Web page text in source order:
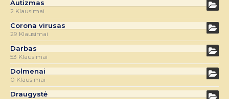
Autizmas
2 Klausimai
Corona virusas
29 Klausimai
Darbas
53 Klausimai
Dolmenai
0 Klausimai
Draugystė